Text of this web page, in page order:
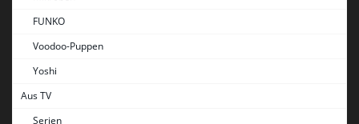
FUNKO
Voodoo-Puppen
Yoshi
Aus TV
Serien